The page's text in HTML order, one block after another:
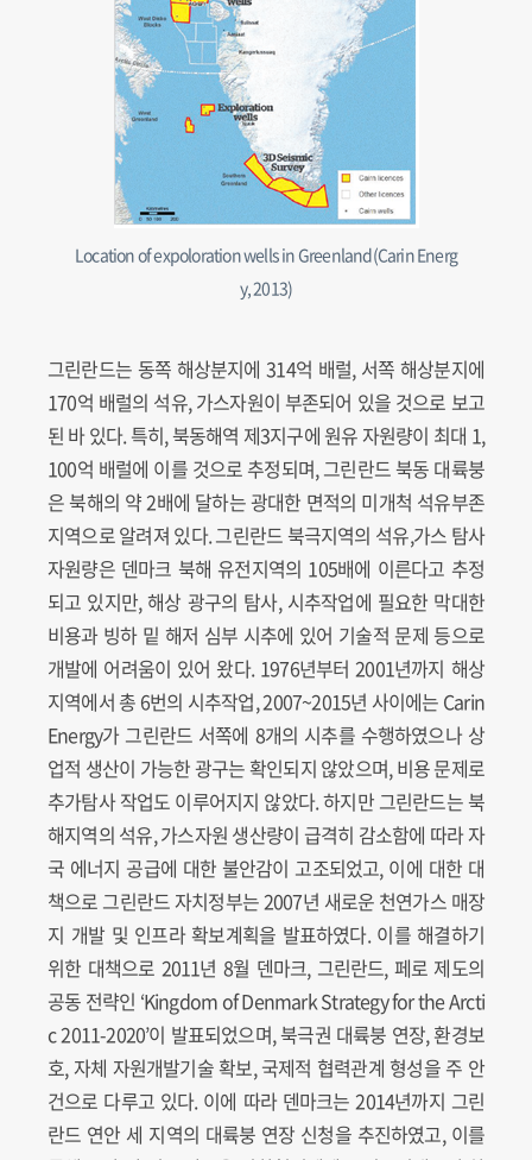
Location of expoloration wells in Greenland(Carin Energ
y, 2013)
그린란드는 동쪽 해상분지에 314억 배럴, 서쪽 해상분지에
170억 배럴의 석유, 가스자원이 부존되어 있을 것으로 보고
된 바 있다. 특히, 북동해역 제3지구에 원유 자원량이 최대 1,
100억 배럴에 이를 것으로 추정되며, 그린란드 북동 대륙붕
은 북해의 약 2배에 달하는 광대한 면적의 미개척 석유부존
지역으로 알려져 있다. 그린란드 북극지역의 석유,가스 탐사
자원량은 덴마크 북해 유전지역의 105배에 이른다고 추정
되고 있지만, 해상 광구의 탐사, 시추작업에 필요한 막대한
비용과 빙하 밑 해저 심부 시추에 있어 기술적 문제 등으로
개발에 어려움이 있어 왔다. 1976년부터 2001년까지 해상
지역에서 총 6번의 시추작업, 2007~2015년 사이에는 Carin
Energy가 그린란드 서쪽에 8개의 시추를 수행하였으나 상
업적 생산이 가능한 광구는 확인되지 않았으며, 비용 문제로
추가탐사 작업도 이루어지지 않았다. 하지만 그린란드는 북
해지역의 석유, 가스자원 생산량이 급격히 감소함에 따라 자
국 에너지 공급에 대한 불안감이 고조되었고, 이에 대한 대
책으로 그린란드 자치정부는 2007년 새로운 천연가스 매장
지 개발 및 인프라 확보계획을 발표하였다. 이를 해결하기
위한 대책으로 2011년 8월 덴마크, 그린란드, 페로 제도의
공동 전략인 ‘Kingdom of Denmark Strategy for the Arcti
c 2011-2020’이 발표되었으며, 북극권 대륙붕 연장, 환경보
호, 자체 자원개발기술 확보, 국제적 협력관계 형성을 주 안
건으로 다루고 있다. 이에 따라 덴마크는 2014년까지 그린
란드 연안 세 지역의 대륙붕 연장 신청을 추진하였고, 이를